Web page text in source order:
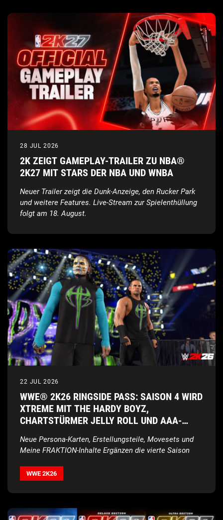
28 JUL 2026
2K ZEIGT GAMEPLAY-TRAILER ZU NBA®
2K27 MIT STARS DER NBA UND WNBA
Neuer Trailer zeigt die Dunk-Anzeige, den Rucker Park
und weitere Features. Live-Stream zur Spielenthüllung
folgt am 18. August.
22 JUL 2026
WWE® 2K26 RINGSIDE PASS: SAISON 4 WIRD
XTREME MIT THE HARDY BOYZ,
CHARTSTÜRMER JELLY ROLL UND AAA-
Neue Persona-Karten, Erstellungsteile, Movesets und
Meine FRAKTION-Inhalte Ergänzen die vierte Saison
WWE 2K26